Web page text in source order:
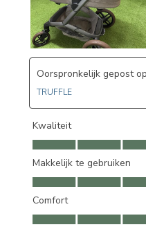
Oorspronkelijk gepost op
TRUFFLE
Kwaliteit
Kwaliteit, 5.0 van 5
Makkelijk te gebruiken
Makkelijk te gebruiken,
Comfort
Comfort, 5.0 van 5